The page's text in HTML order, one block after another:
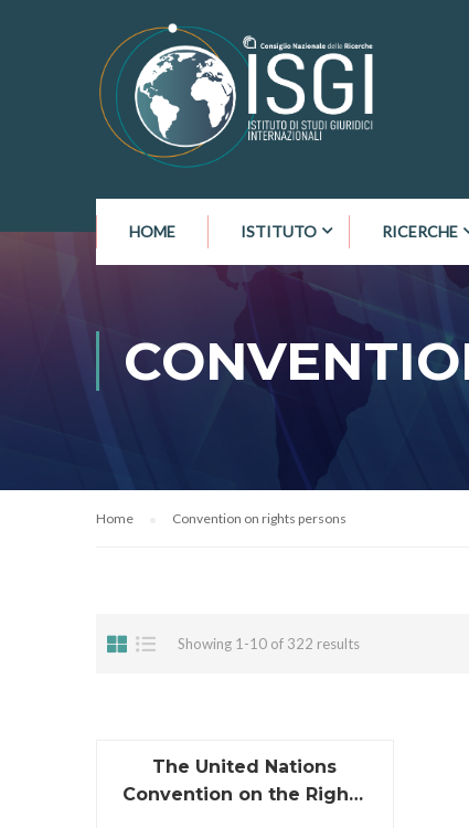
HOME ISTITUTO RICERCHE
Home Convention on rights persons
Showing 1-10 of 322 results
The United Nations
Convention on the Rights